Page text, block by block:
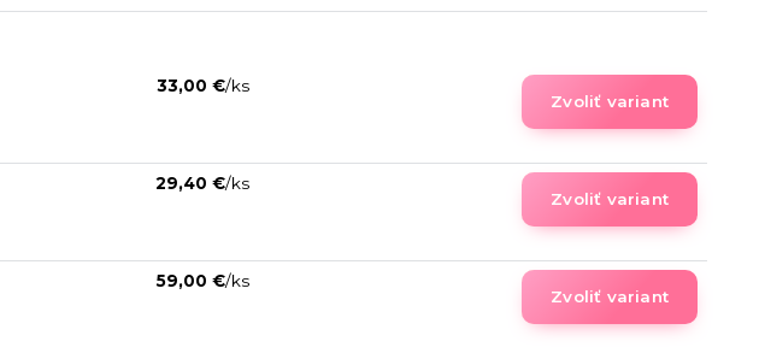
33,00 €/ks
Zvoliť variant
29,40 €/ks
Zvoliť variant
59,00 €/ks
Zvoliť variant